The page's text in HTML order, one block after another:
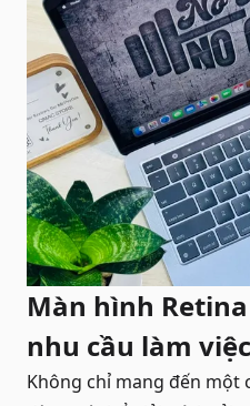
Màn hình
nhu cầu làm
Không chỉ mang đến một